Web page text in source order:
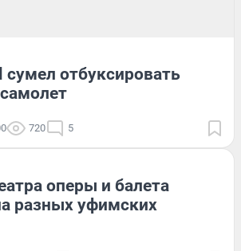
сумел отбуксировать
720 5
оперы и балета
разных уфимских